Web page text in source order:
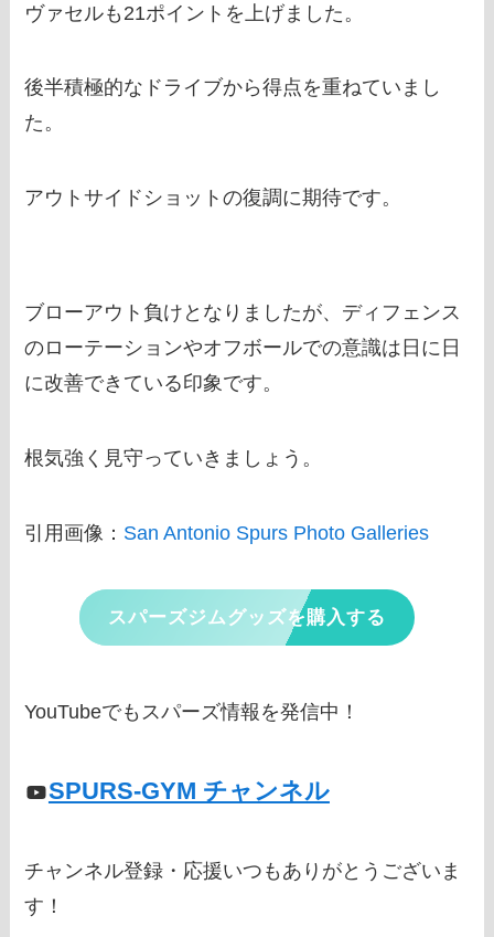
ヴァセルも21ポイントを上げました。
後半積極的なドライブから得点を重ねていまし
た。
アウトサイドショットの復調に期待です。
ブローアウト負けとなりましたが、ディフェンス
のローテーションやオフボールでの意識は日に日
に改善できている印象です。
根気強く見守っていきましょう。
引用画像： San Antonio Spurs Photo Galleries
スパーズジムグッズを購入する
YouTubeでもスパーズ情報を発信中！
SPURS-GYM チャンネル
チャンネル登録・応援いつもありがとうございま
す！